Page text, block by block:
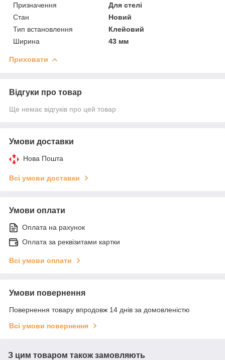
Призначення
Для стелі
Стан
Новий
Тип встановлення
Клейовий
Ширина
43 мм
Приховати
Відгуки про товар
Ще немає відгуків про цей товар
Умови доставки
Нова Пошта
Всі умови доставки
Умови оплати
Оплата на рахунок
Оплата за реквізитами картки
Всі умови оплати
Умови повернення
Повернення товару впродовж 14 днів за домовленістю
Всі умови повернення
З цим товаром також замовляють